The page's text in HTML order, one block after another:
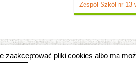
Zespół Szkół nr 13
pliki cookies albo ma